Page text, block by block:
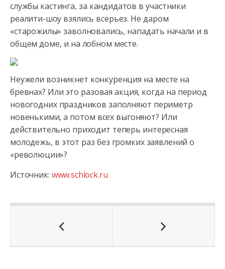
службы кастинга, за кандидатов в участники
реалити-шоу взялись всерьез. Не даром
«старожилы» заволновались, нападать начали и в
общем доме, и на лобном месте.
Неужели возникнет конкуренция на месте на
бревнах? Или это разовая акция, когда на период
новогодних праздников заполняют периметр
новенькими, а потом всех выгоняют? Или
действительно приходит теперь интересная
молодежь, в этот раз без громких заявлений о
«революции»?
Источник: www.schlock.ru